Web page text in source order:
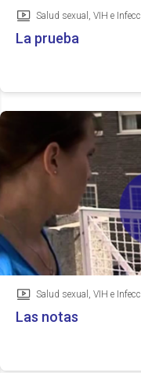
Vídeo
Salud sexual, VIH e
La prueba
Vídeo
Salud sexual, VIH e
Las notas